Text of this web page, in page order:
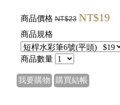
商品價格NT$23 NT$19
商品規格
商品數量
我要購物 購買結帳